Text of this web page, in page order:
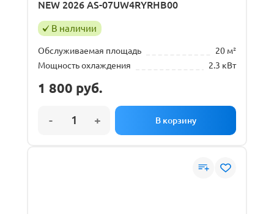
NEW 2026 AS-07UW4RYRHB00
В наличии
Обслуживаемая площадь
20 м²
Мощность охлаждения
2.3 кВт
1 800 руб.